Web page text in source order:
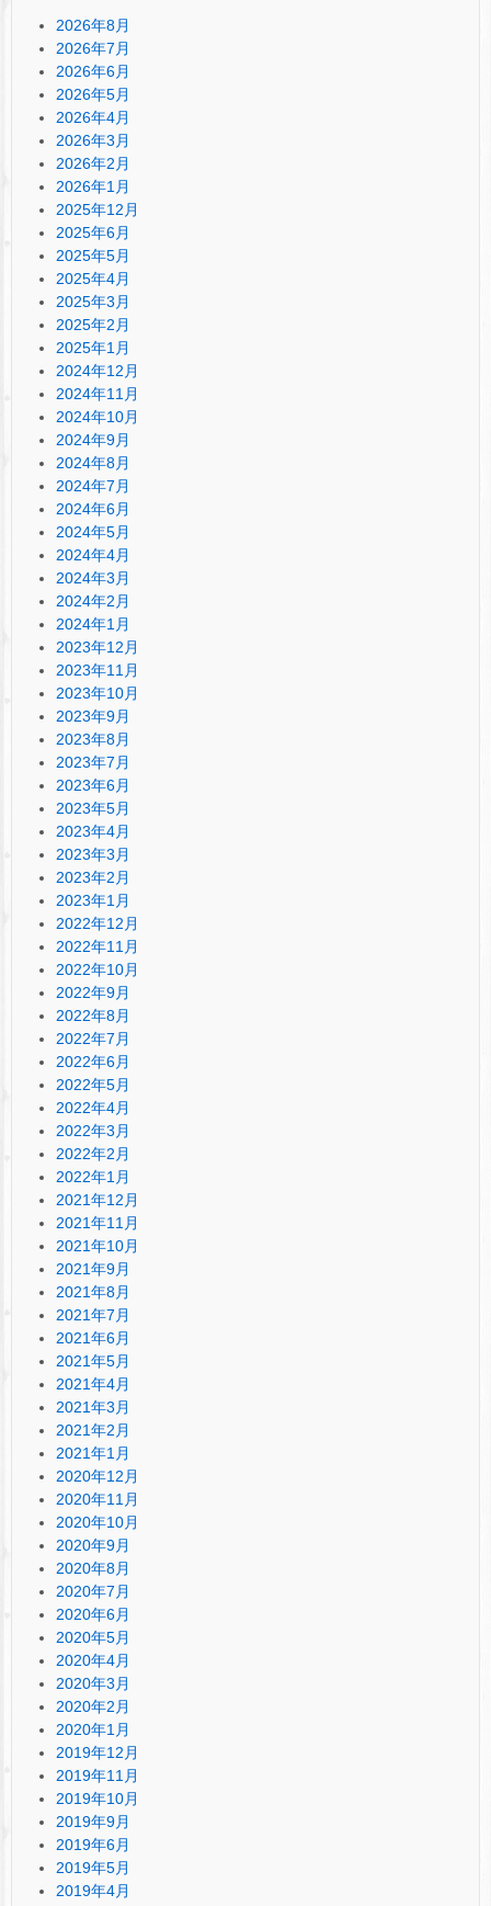
2026年8月
2026年7月
2026年6月
2026年5月
2026年4月
2026年3月
2026年2月
2026年1月
2025年12月
2025年6月
2025年5月
2025年4月
2025年3月
2025年2月
2025年1月
2024年12月
2024年11月
2024年10月
2024年9月
2024年8月
2024年7月
2024年6月
2024年5月
2024年4月
2024年3月
2024年2月
2024年1月
2023年12月
2023年11月
2023年10月
2023年9月
2023年8月
2023年7月
2023年6月
2023年5月
2023年4月
2023年3月
2023年2月
2023年1月
2022年12月
2022年11月
2022年10月
2022年9月
2022年8月
2022年7月
2022年6月
2022年5月
2022年4月
2022年3月
2022年2月
2022年1月
2021年12月
2021年11月
2021年10月
2021年9月
2021年8月
2021年7月
2021年6月
2021年5月
2021年4月
2021年3月
2021年2月
2021年1月
2020年12月
2020年11月
2020年10月
2020年9月
2020年8月
2020年7月
2020年6月
2020年5月
2020年4月
2020年3月
2020年2月
2020年1月
2019年12月
2019年11月
2019年10月
2019年9月
2019年6月
2019年5月
2019年4月